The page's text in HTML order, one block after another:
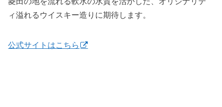
ィ溢れるウイスキー造りに期待します。
公式サイトはこちら